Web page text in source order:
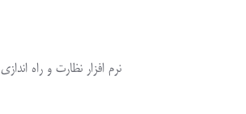
نرم افزار نظارت و راه اندازی